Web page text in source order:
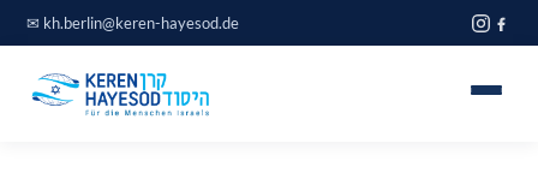
Zum
Inhalt
springen
✉ kh.berlin@keren-hayesod.de